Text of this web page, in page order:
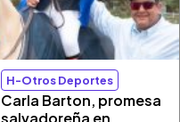
H-Otros Deportes
Carla Barton, promesa
salvadoreña en